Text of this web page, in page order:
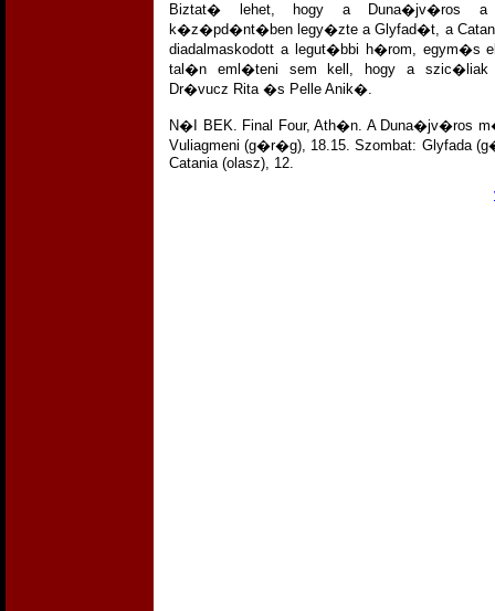
Biztat� lehet, hogy a Duna�jv�ros a
k�z�pd�nt�ben legy�zte a Glyfad�t, a
diadalmaskodott a legut�bbi h�rom, egym�s
tal�n eml�teni sem kell, hogy a
Dr�vucz Rita �s Pelle Anik�.
N�I BEK. Final Four, Ath�n. A Duna�jv�ros
Vuliagmeni (g�r�g), 18.15. Szombat: Glyfada
Catania (olasz), 12.